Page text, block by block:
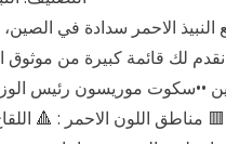
الاحمر سدادة في الصين،
لك قائمة كبيرة من موثوق
••سكوت موريسون رئيس